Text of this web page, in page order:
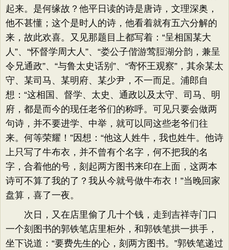
起来。是何缘故？他平日读的诗是唐诗，文理深奥，
他不甚懂；这个是时人的诗，他看着就有五六分解的
来，故此欢喜。又见那题目上都写着：“呈相国某大
人”、“怀督学周大人”、“娄公子偕游莺脰湖分韵，兼呈
令兄通政”、“与鲁太史话别”、“寄怀王观察”，其余某太
守、某司马、某明府、某少尹，不一而足。浦郎自
想：“这相国、督学、太史、通政以及太守、司马、明
府，都是而今的现任老爷们的称呼。可见只要会做两
句诗，并不要进学、中举，就可以同这些老爷们往
来。何等荣耀！”因想：“他这人姓牛，我也姓牛。他诗
上只写了牛布衣，并不曾有个名字，何不把我的名
字，合着他的号，刻起两方图书来印在上面，这两本
诗可不算了我的了？我从今就号做牛布衣！”当晚回家
盘算，喜了一夜。
次日，又在店里偷了几十个钱，走到吉祥寺门口
一个刻图书的郭铁笔店里柜外，和郭铁笔拱一拱手，
坐下说道：“要费先生的心，刻两方图书。”郭铁笔递过